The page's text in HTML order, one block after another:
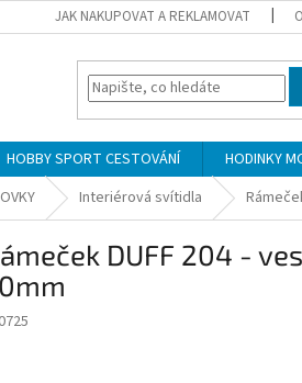
JAK NAKUPOVAT A REKLAMOVAT
HOBBY SPORT CESTOVÁNÍ HODINKY
Interiérová svítidla
DUFF 204 -